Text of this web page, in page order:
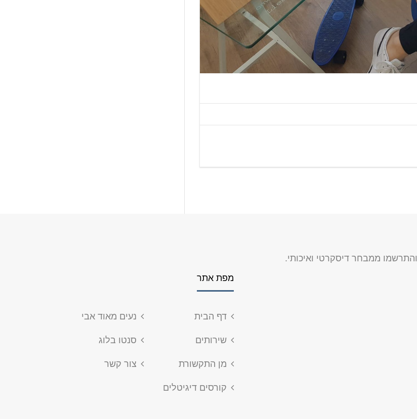
והתרשמו ממבחר דיסקרטי ואיכותי.
מפת אתר
דף הבית נעים מאוד אבי
שירותים סנטו בלוג
מן התקשורת צור קשר
קורסים דיגיטלים